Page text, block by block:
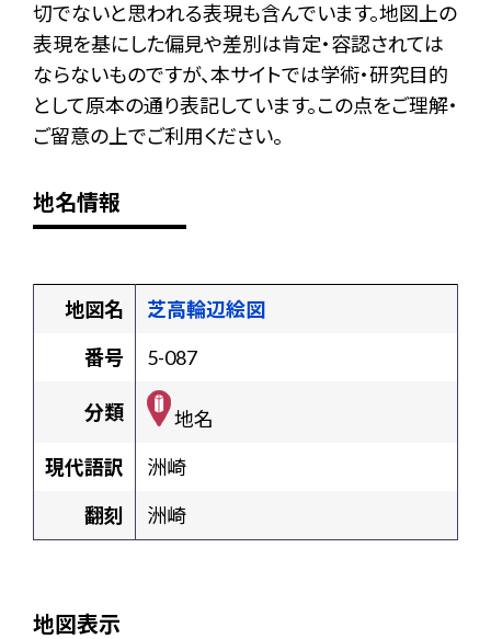
切でないと思われる表現も含んでいます。地図上の
表現を基にした偏見や差別は肯定・容認されては
ならないものですが、本サイトでは学術・研究目的
として原本の通り表記しています。この点をご理解・
ご留意の上でご利用ください。
地名情報
地図名
芝高輪辺絵図
番号
5-087
分類
地名
現代語訳
洲崎
翻刻
洲崎
地図表示